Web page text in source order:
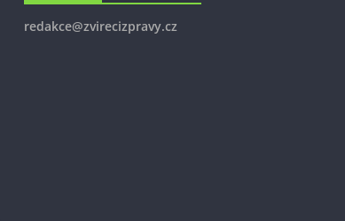
redakce@zvirecizpravy.cz